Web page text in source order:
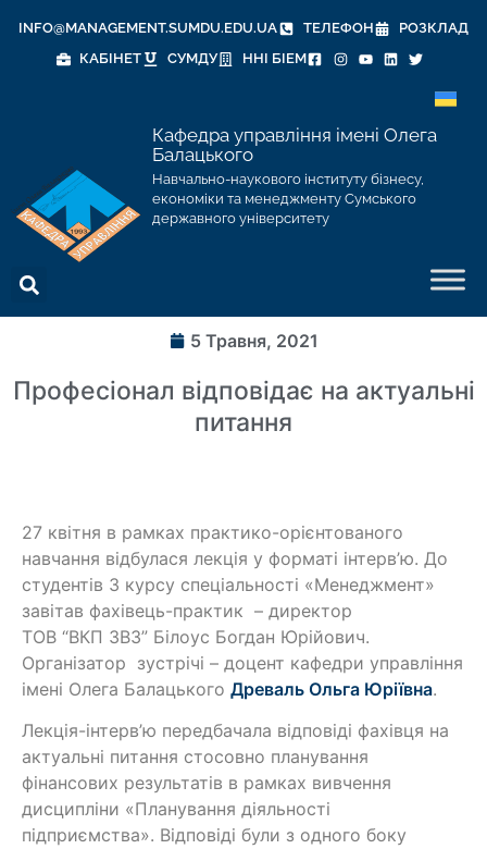
INFO@MANAGEMENT.SUMDU.EDU.UA ТЕЛЕФОН
РОЗКЛАД
КАБІНЕТ
СУМДУ ННІ БІЕМ
Кафедра управління імені Олега
Балацького
Навчально-наукового інституту бізнесу,
економіки та менеджменту Сумського
державного університету
5 Травня, 2021
Професіонал відповідає на актуальні
питання
27 квітня в рамках практико-орієнтованого
навчання відбулася лекція у форматі інтерв’ю. До
студентів 3 курсу спеціальності «Менеджмент»
завітав фахівець-практик – директор
ТОВ “ВКП ЗВЗ” Білоус Богдан Юрійович.
Організатор зустрічі – доцент кафедри управління
імені Олега Балацького Древаль Ольга Юріївна.
Лекція-інтерв’ю передбачала відповіді фахівця на
актуальні питання стосовно планування
фінансових результатів в рамках вивчення
дисципліни «Планування діяльності
підприємства». Відповіді були з одного боку